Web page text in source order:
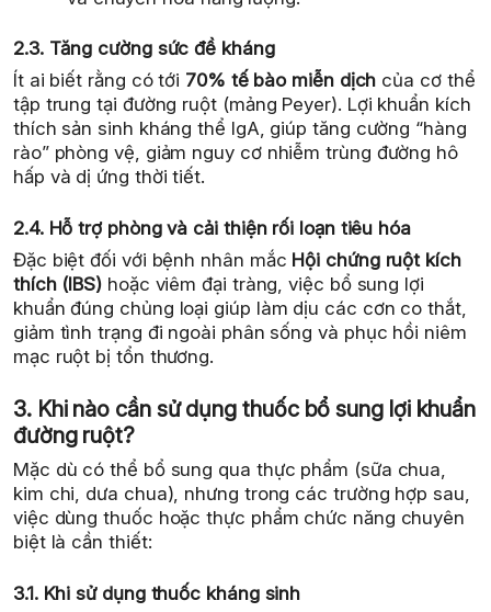
2.3. Tăng cường sức đề kháng
Ít ai biết rằng có tới 70% tế bào miễn dịch của cơ thể
tập trung tại đường ruột (mảng Peyer). Lợi khuẩn kích
thích sản sinh kháng thể IgA, giúp tăng cường “hàng
rào” phòng vệ, giảm nguy cơ nhiễm trùng đường hô
hấp và dị ứng thời tiết.
2.4. Hỗ trợ phòng và cải thiện rối loạn tiêu hóa
Đặc biệt đối với bệnh nhân mắc Hội chứng ruột kích
thích (IBS) hoặc viêm đại tràng, việc bổ sung lợi
khuẩn đúng chủng loại giúp làm dịu các cơn co thắt,
giảm tình trạng đi ngoài phân sống và phục hồi niêm
mạc ruột bị tổn thương.
3. Khi nào cần sử dụng thuốc bổ sung lợi khuẩn
đường ruột?
Mặc dù có thể bổ sung qua thực phẩm (sữa chua,
kim chi, dưa chua), nhưng trong các trường hợp sau,
việc dùng thuốc hoặc thực phẩm chức năng chuyên
biệt là cần thiết:
3.1. Khi sử dụng thuốc kháng sinh